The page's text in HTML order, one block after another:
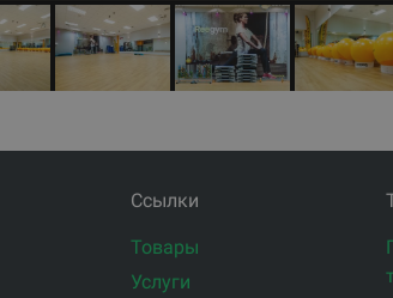
Ссылки
Товары
Услуги